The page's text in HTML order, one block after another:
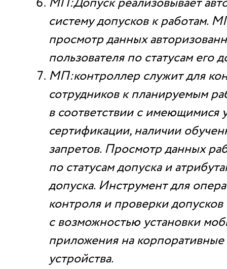
систему допусков к работам.
просмотр данных
пользователя по статусам его
МП:контроллер служит для
сотрудников к планируемым
в соответствии с имеющимися
сертификации, наличии
запретов. Просмотр данных
по статусам допуска и
допуска. Инструмент для
контроля и проверки допусков
с возможностью установки
приложения на
устройства.